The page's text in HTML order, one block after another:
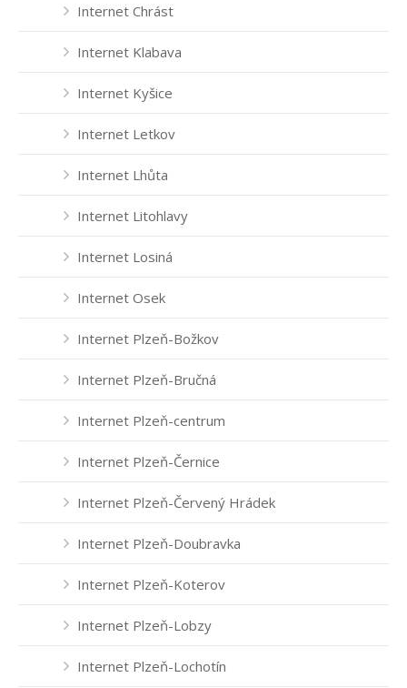
Internet Šlovice
Internet Štěnovice
Internet Tymákov
Internet Útušice
Internet Volduchy
Internet Chrást
Internet Klabava
Internet Kyšice
Internet Letkov
Internet Lhůta
Internet Litohlavy
Internet Losiná
Internet Osek
Internet Plzeň-Božkov
Internet Plzeň-Bručná
Internet Plzeň-centrum
Internet Plzeň-Černice
Internet Plzeň-Červený Hrádek
Internet Plzeň-Doubravka
Internet Plzeň-Koterov
Internet Plzeň-Lobzy
Internet Plzeň-Lochotín